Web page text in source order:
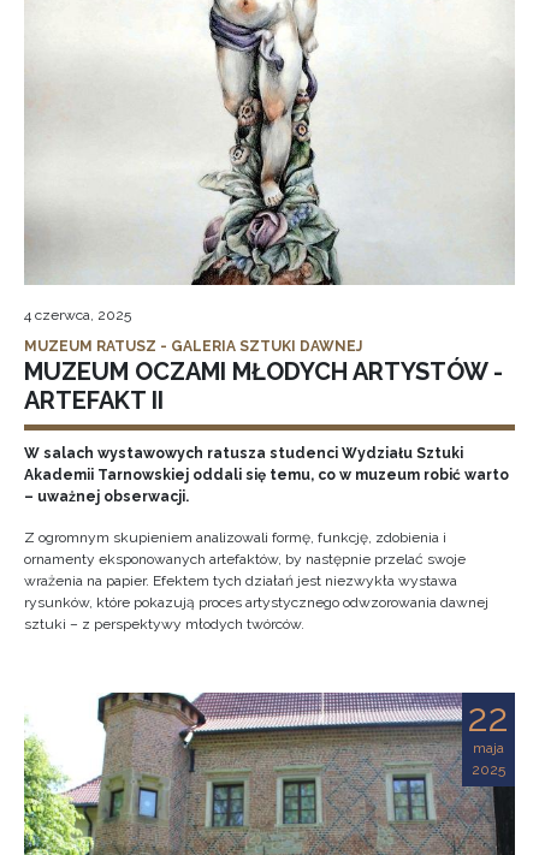
4 czerwca, 2025
MUZEUM RATUSZ - GALERIA SZTUKI DAWNEJ
MUZEUM OCZAMI MŁODYCH ARTYSTÓW -
ARTEFAKT II
W salach wystawowych ratusza studenci Wydziału Sztuki
Akademii Tarnowskiej oddali się temu, co w muzeum robić warto
– uważnej obserwacji.
Z ogromnym skupieniem analizowali formę, funkcję, zdobienia i
ornamenty eksponowanych artefaktów, by następnie przelać swoje
wrażenia na papier. Efektem tych działań jest niezwykła wystawa
rysunków, które pokazują proces artystycznego odwzorowania dawnej
sztuki – z perspektywy młodych twórców.
22
maja
2025